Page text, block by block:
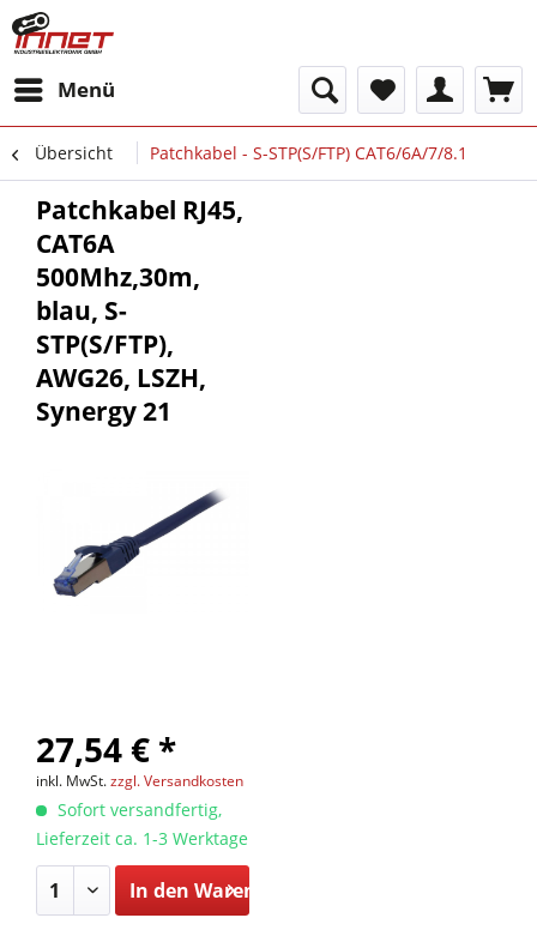
Menü
Übersicht Patchkabel - S-STP(S/FTP) CAT6/6A/7/8.1
Patchkabel RJ45,
CAT6A
500Mhz,30m,
blau, S-
STP(S/FTP),
AWG26, LSZH,
Synergy 21
27,54 € *
inkl. MwSt.zzgl. Versandkosten
Sofort versandfertig,
Lieferzeit ca. 1-3 Werktage
In den Warenkorb